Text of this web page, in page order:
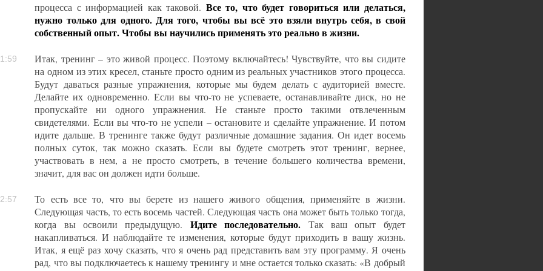
процесса с информацией как таковой. Все то, что будет говориться или делаться,
нужно только для одного. Для того, чтобы вы всё это взяли внутрь себя, в свой
собственный опыт. Чтобы вы научились применять это реально в жизни.
Итак, тренинг – это живой процесс. Поэтому включайтесь! Чувствуйте, что вы сидите
на одном из этих кресел, станьте просто одним из реальных участников этого процесса.
Будут даваться разные упражнения, которые мы будем делать с аудиторией вместе.
Делайте их одновременно. Если вы что-то не успеваете, останавливайте диск, но не
пропускайте ни одного упражнения. Не станьте просто такими отвлеченным
свидетелями. Если вы что-то не успели – остановите и сделайте упражнение. И потом
идите дальше. В тренинге также будут различные домашние задания. Он идет восемь
полных суток, так можно сказать. Если вы будете смотреть этот тренинг, вернее,
участвовать в нем, а не просто смотреть, в течение большего количества времени,
значит, для вас он должен идти больше.
То есть все то, что вы берете из нашего живого общения, применяйте в жизни.
Следующая часть, то есть восемь частей. Следующая часть она может быть только тогда,
когда вы освоили предыдущую. Идите последовательно. Так ваш опыт будет
накапливаться. И наблюдайте те изменения, которые будут приходить в вашу жизнь.
Итак, я ещё раз хочу сказать, что я очень рад представить вам эту программу. Я очень
рад, что вы подключаетесь к нашему тренингу и мне остается только сказать: «В добрый